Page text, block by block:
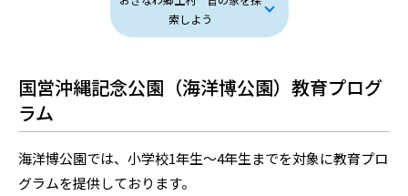
索しよう
国営沖縄記念公園（海洋博公園）教育プログ
ラム
海洋博公園では、小学校1年生～4年生までを対象に教育プロ
グラムを提供しております。